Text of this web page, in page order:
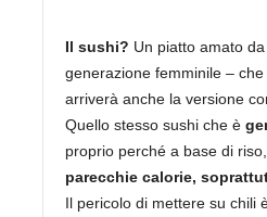
Il sushi? Un piatto amato
generazione femminile –
arriverà anche la versione
Quello stesso sushi che è
proprio perché a base di
parecchie calorie,
Il pericolo di mettere su chili